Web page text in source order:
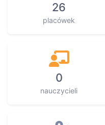
26
placówek
0
nauczycieli